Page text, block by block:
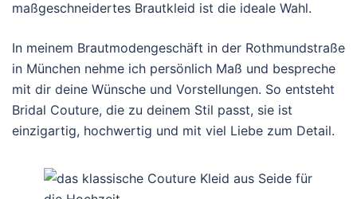
maßgeschneidertes Brautkleid ist die ideale Wahl.
In meinem Brautmodengeschäft in der Rothmundstraße
in München nehme ich persönlich Maß und bespreche
mit dir deine Wünsche und Vorstellungen. So entsteht
Bridal Couture, die zu deinem Stil passt, sie ist
einzigartig, hochwertig und mit viel Liebe zum Detail.